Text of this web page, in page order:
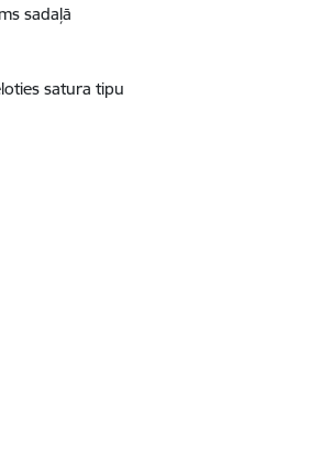
sadaļā
satura tipu